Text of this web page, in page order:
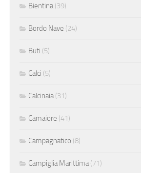
Bientina(39)
Bordo Nave (24)
Buti (5)
Calci (5)
Calcinaia(31)
Camaiore (41)
Campagnatico (8)
Campiglia Marittima(71)